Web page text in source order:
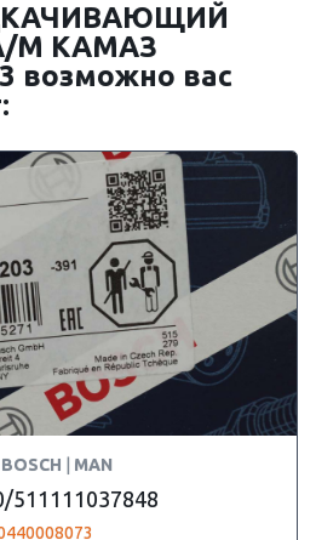
М КАМАЗ
возможно вас
BOSCH MAN